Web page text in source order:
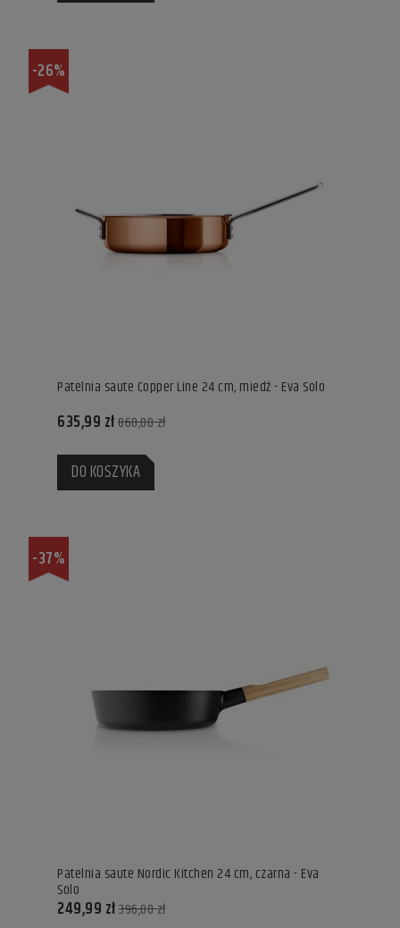
Patelnia saute Copper Line 24 cm, miedź - Eva Solo
635,99 zł860,00 zł
DO KOSZYKA
-26%
Patelnia saute Nordic Kitchen 24 cm, czarna - Eva
Solo
249,99 zł396,00 zł
-37%